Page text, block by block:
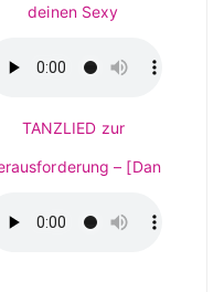
deinen Sexy
TANZLIED zur
– [Dan